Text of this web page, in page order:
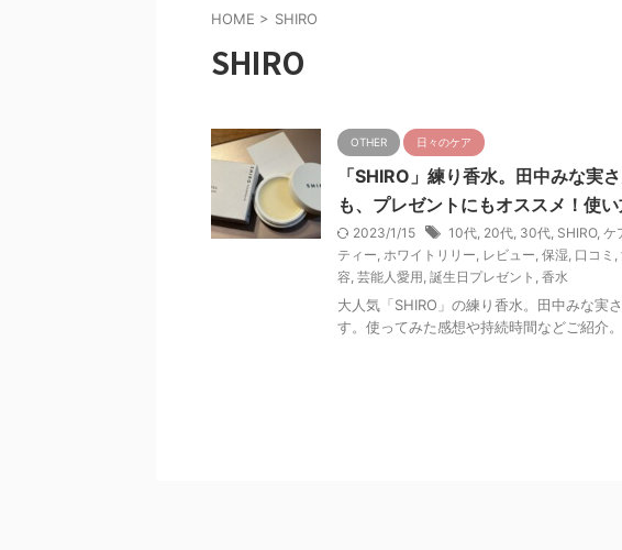
HOME > SHIRO
SHIRO
OTHER 日々のケア
「SHIRO」練り香水。田中みな実
も、プレゼントにもオススメ！使
2023/1/15 10代 20代 30代 SHIRO, ケ
ティー ホワイトリリー レビュー 保湿 口コミ
容 芸能人愛用 誕生日プレゼント 香水
大人気「SHIRO」の練り香水。田中みな実
す。使ってみた感想や持続時間などご紹介。